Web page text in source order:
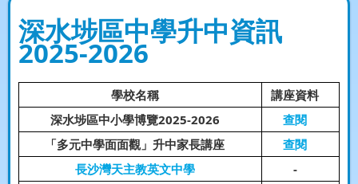
深水埗區中學升中資訊
2025-2026
學校名稱
講座資料
深水埗區中小學博覽2025-2026
查閱
「多元中學面面觀」升中家長講座
查閱
長沙灣天主教英文中學
-